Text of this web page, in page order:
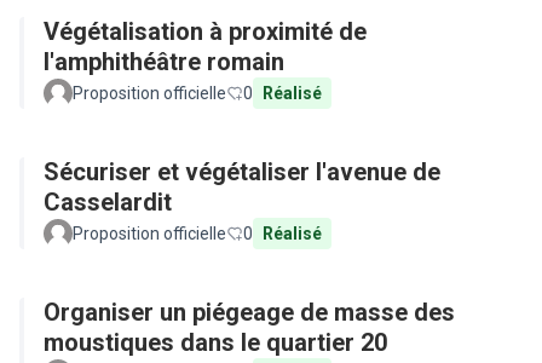
Végétalisation à proximité de
l'amphithéâtre romain
Proposition officielle 0 Réalisé
Sécuriser et végétaliser l'avenue de
Casselardit
Proposition officielle 0 Réalisé
Organiser un piégeage de masse des
moustiques dans le quartier 20